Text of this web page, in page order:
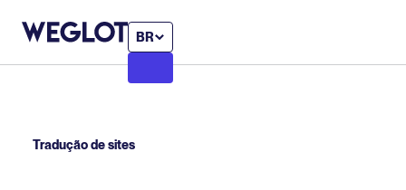
BR
Tradução de sites